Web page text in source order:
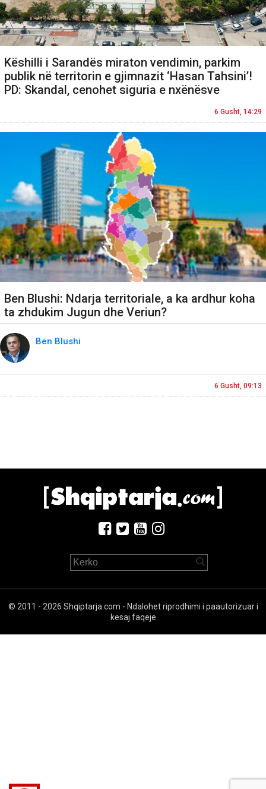
Këshilli i Sarandës miraton vendimin, parkim
publik në territorin e gjimnazit ‘Hasan Tahsini’!
PD: Skandal, cenohet siguria e nxënësve
6 Gusht, 14:29
Ben Blushi: Ndarja territoriale, a ka ardhur koha
ta zhdukim Jugun dhe Veriun?
Ben Blushi
6 Gusht, 09:13
© 2011 - 2026 Shqiptarja.com - Ndalohet riprodhimi i paautorizuar i
kesaj faqeje